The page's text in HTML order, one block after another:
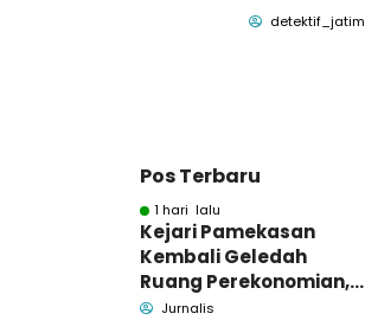
detektif_jatim
Pos Terbaru
1 hari lalu
Kejari Pamekasan
Kembali Geledah
Ruang Perekonomian,
Pidsus: Tunggu Saja!
Jurnalis